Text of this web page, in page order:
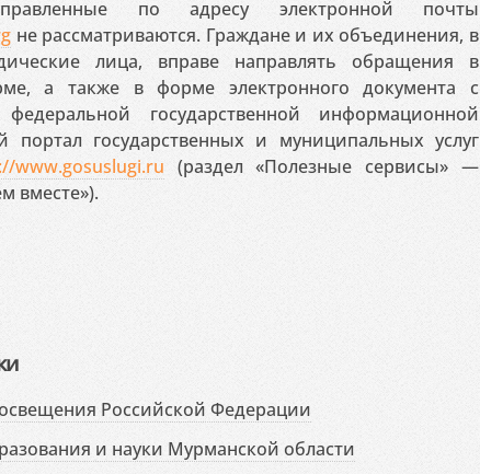
по адресу электронной почты
не рассматриваются. Граждане и их объединения, в
лица, вправе направлять обращения в
а также в форме электронного документа с
федеральной государственной информационной
портал государственных и муниципальных услуг
www.gosuslugi.ru (раздел «Полезные сервисы» —
вместе»).
Российской Федерации
и науки Мурманской области